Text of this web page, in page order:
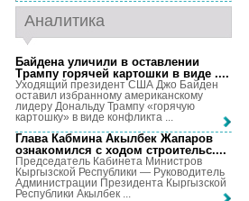
Аналитика
Байдена уличили в оставлении
Трампу горячей картошки в виде ....
Уходящий президент США Джо Байден
оставил избранному американскому
лидеру Дональду Трампу «горячую
картошку» в виде конфликта ...
Глава Кабмина Акылбек Жапаров
ознакомился с ходом строительс....
Председатель Кабинета Министров
Кыргызской Республики — Руководитель
Администрации Президента Кыргызской
Республики Акылбек ...